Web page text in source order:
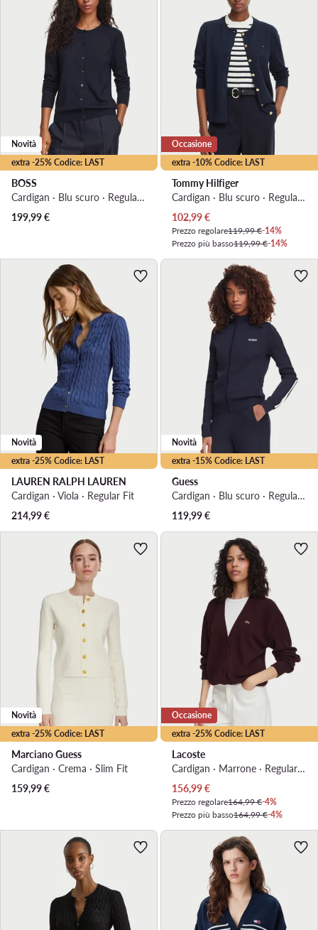
extra -25% Codice: LAST
Novità
BOSS
Cardigan · Blu scuro · Regular Fit
199,99€
extra -10% Codice: LAST
Occasione
Tommy Hilfiger
Cardigan · Blu scuro · Regular Fit
Prezzo attuale
102,99€
Prezzo regolare119,99 €-14%
Prezzo più basso119,99 €-14%
extra -25% Codice: LAST
Novità
LAUREN RALPH LAUREN
Cardigan · Viola · Regular Fit
214,99€
extra -15% Codice: LAST
Novità
Guess
Cardigan · Blu scuro · Regular Fit
119,99€
extra -25% Codice: LAST
Novità
Marciano Guess
Cardigan · Crema · Slim Fit
159,99€
extra -25% Codice: LAST
Occasione
Lacoste
Cardigan · Marrone · Regular Fit
Prezzo attuale
156,99€
Prezzo regolare164,99 €-4%
Prezzo più basso164,99 €-4%